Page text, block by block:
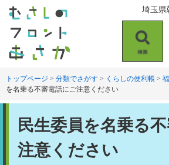
す
。
し
て
索
埼玉県
トップページ > 分類でさがす > くらしの便利帳 >
を名乗る不審電話にご注意ください
民生委員を名乗る
注意ください